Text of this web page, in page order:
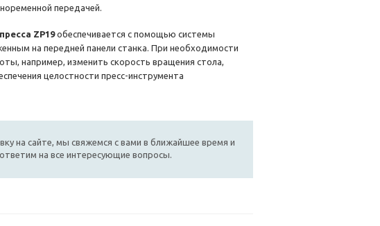
передачей.
ZP19обеспечивается с помощью системы
на передней панели станка. При необходимости
например, изменить скорость вращения стола,
целостности пресс-инструмента
на сайте, мы свяжемся с вами в ближайшее время и
ответим на все интересующие вопросы.